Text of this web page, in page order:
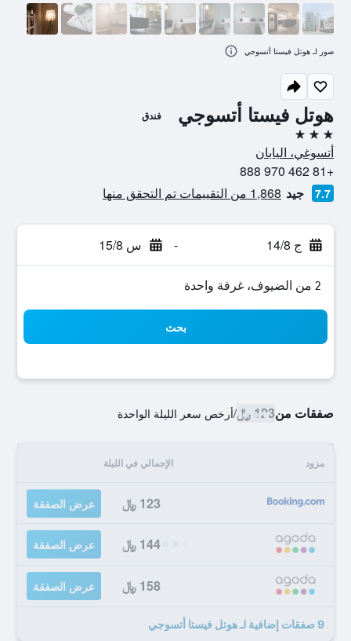
هوتل فيستا أتسوجي فندق
3 نجوم
أتسوغي، اليابان
+81 462 970 888
7.7 جيد 1,868 من التقييمات تم التحقق منها
ج 14/8 - س 15/8
2 من الضيوف، غرفة واحدة
بحث
صفقات من123 ﷼ /أرخص سعر الليلة الواحدة
مزود الإجمالي في الليلة
123 ﷼ عرض الصفقة
144 ﷼ عرض الصفقة
158 ﷼ عرض الصفقة
9 صفقات إضافية لـ هوتل فيستا أتسوجي
صور لـ هوتل فيستا أتسوجي